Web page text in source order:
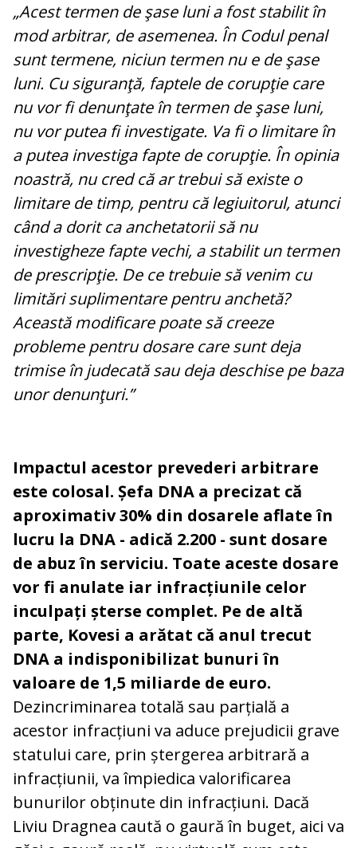
„Acest termen de şase luni a fost stabilit în
mod arbitrar, de asemenea. În Codul penal
sunt termene, niciun termen nu e de şase
luni. Cu siguranţă, faptele de corupţie care
nu vor fi denunţate în termen de şase luni,
nu vor putea fi investigate. Va fi o limitare în
a putea investiga fapte de corupţie. În opinia
noastră, nu cred că ar trebui să existe o
limitare de timp, pentru că legiuitorul, atunci
când a dorit ca anchetatorii să nu
investigheze fapte vechi, a stabilit un termen
de prescripţie. De ce trebuie să venim cu
limitări suplimentare pentru anchetă?
Această modificare poate să creeze
probleme pentru dosare care sunt deja
trimise în judecată sau deja deschise pe baza
unor denunţuri.”
Impactul acestor prevederi arbitrare
este colosal. Șefa DNA a precizat că
aproximativ 30% din dosarele aflate în
lucru la DNA - adică 2.200 - sunt dosare
de abuz în serviciu. Toate aceste dosare
vor fi anulate iar infracțiunile celor
inculpați șterse complet. Pe de altă
parte, Kovesi a arătat că anul trecut
DNA a indisponibilizat bunuri în
valoare de 1,5 miliarde de euro.
Dezincriminarea totală sau parțială a
acestor infracțiuni va aduce prejudicii grave
statului care, prin ștergerea arbitrară a
infracțiunii, va împiedica valorificarea
bunurilor obținute din infracțiuni. Dacă
Liviu Dragnea caută o gaură în buget, aici va